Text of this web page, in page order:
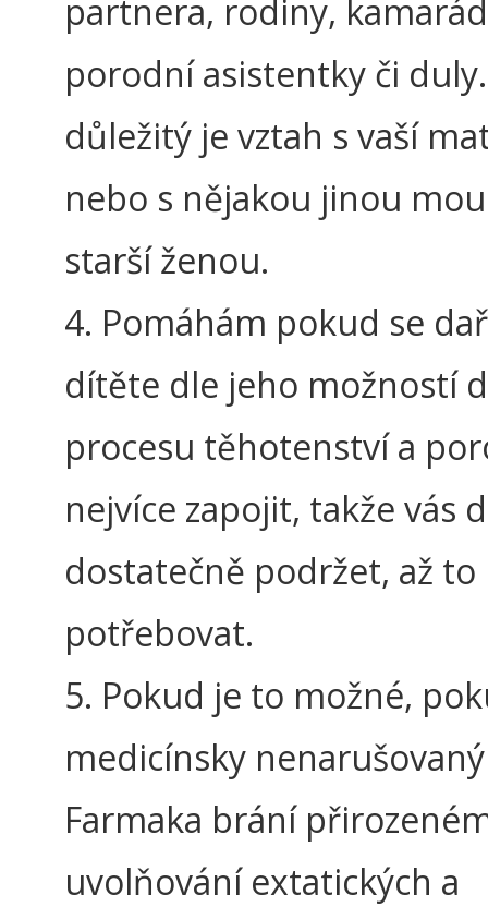
partnera, rodiny,
porodní asistentky či
důležitý je vztah s vaší
nebo s nějakou jinou
starší ženou.
4. Pomáhám pokud se
dítěte dle jeho možností
procesu těhotenství a
nejvíce zapojit, takže vás
dostatečně podržet, až
potřebovat.
5. Pokud je to možné,
medicínsky
Farmaka brání
uvolňování extatických a